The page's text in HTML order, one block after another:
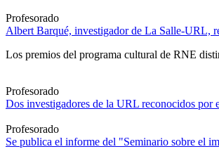
Profesorado
Albert Barqué, investigador de La Salle-URL,
Los premios del programa cultural de RNE
Profesorado
Dos investigadores de la URL reconocidos por
Profesorado
Se publica el informe del "Seminario sobre el